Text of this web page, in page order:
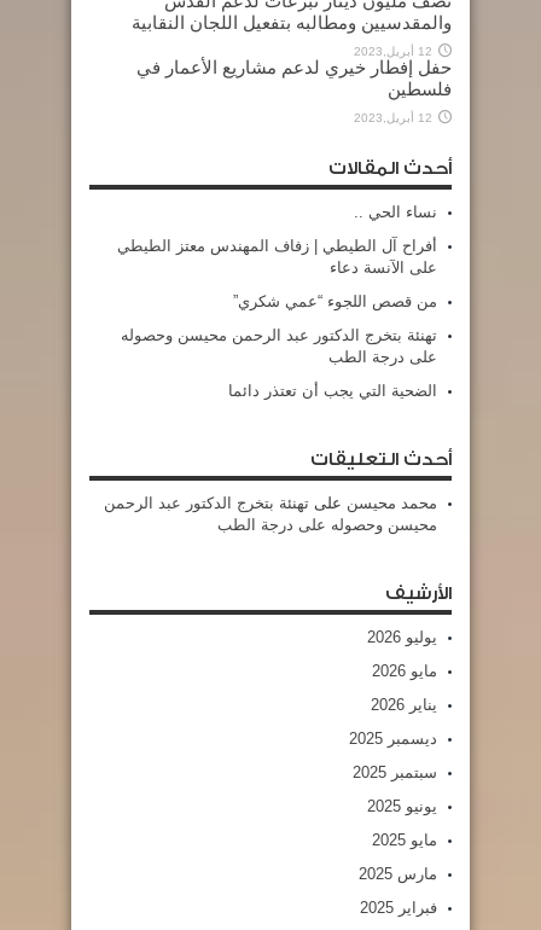
والمقدسيين ومطالبه بتفعيل اللجان النقابية
12 أبريل,2023
حفل إفطار خيري لدعم مشاريع الأعمار في
فلسطين
12 أبريل,2023
أحدث المقالات
نساء الحي ..
أفراح آل الطيطي | زفاف المهندس معتز الطيطي
على الآنسة دعاء
من قصص اللجوء “عمي شكري”
تهنئة بتخرج الدكتور عبد الرحمن محيسن وحصوله
على درجة الطب
الضحية التي يجب أن تعتذر دائما
أحدث التعليقات
محمد محيسن على تهنئة بتخرج الدكتور عبد الرحمن
محيسن وحصوله على درجة الطب
الأرشيف
يوليو 2026
مايو 2026
يناير 2026
ديسمبر 2025
سبتمبر 2025
يونيو 2025
مايو 2025
مارس 2025
فبراير 2025